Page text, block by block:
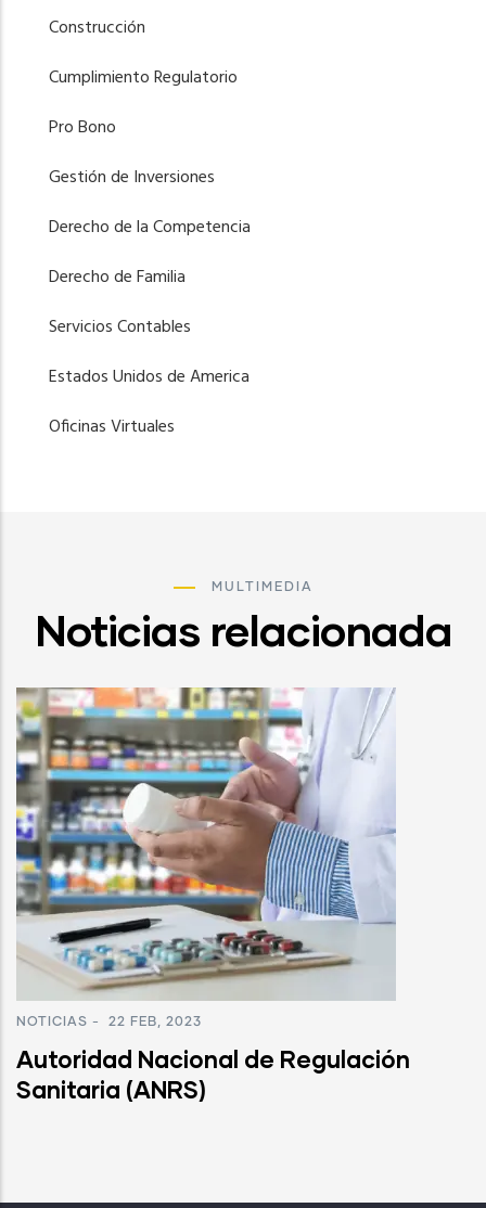
Construcción
Cumplimiento Regulatorio
Pro Bono
Gestión de Inversiones
Derecho de la Competencia
Derecho de Familia
Servicios Contables
Estados Unidos de America
Oficinas Virtuales
MULTIMEDIA
Noticias relacionada
NOTICIAS - 22 FEB, 2023
Autoridad Nacional de Regulación
Sanitaria (ANRS)